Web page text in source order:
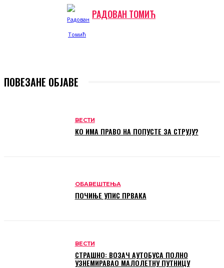
РАДОВАН ТОМИЋ
ПОВЕЗАНЕ ОБЈАВЕ
ВЕСТИ
КО ИМА ПРАВО НА ПОПУСТЕ ЗА СТРУЈУ?
ОБАВЕШТЕЊА
ПОЧИЊЕ УПИС ПРВАКА
ВЕСТИ
СТРАШНО: ВОЗАЧ АУТОБУСА ПОЛНО
УЗНЕМИРАВАО МАЛОЛЕТНУ ПУТНИЦУ